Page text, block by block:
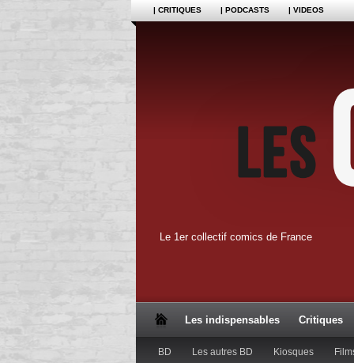
| CRITIQUES | PODCASTS | VIDEOS
Le 1er collectif comics de France
Les indispensables Critiques
BD Les autres BD Kiosques